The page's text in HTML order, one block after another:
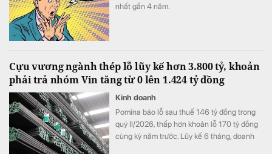
nhất gần 4 năm.
Cựu vương ngành thép lỗ lũy kế hơn 3.800 tỷ, khoản
phải trả nhóm Vin tăng từ 0 lên 1.424 tỷ đồng
Kinh doanh
Pomina báo lỗ sau thuế 146 tỷ đồng trong
quý II/2026, thấp hơn khoản lỗ 170 tỷ đồng
cùng kỳ năm trước. Lũy kế 6 tháng, doanh